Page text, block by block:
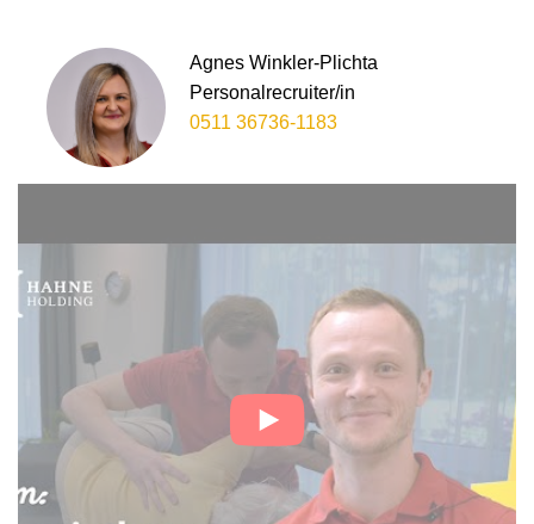
Agnes Winkler-Plichta
Personalrecruiter/in
0511 36736-1183